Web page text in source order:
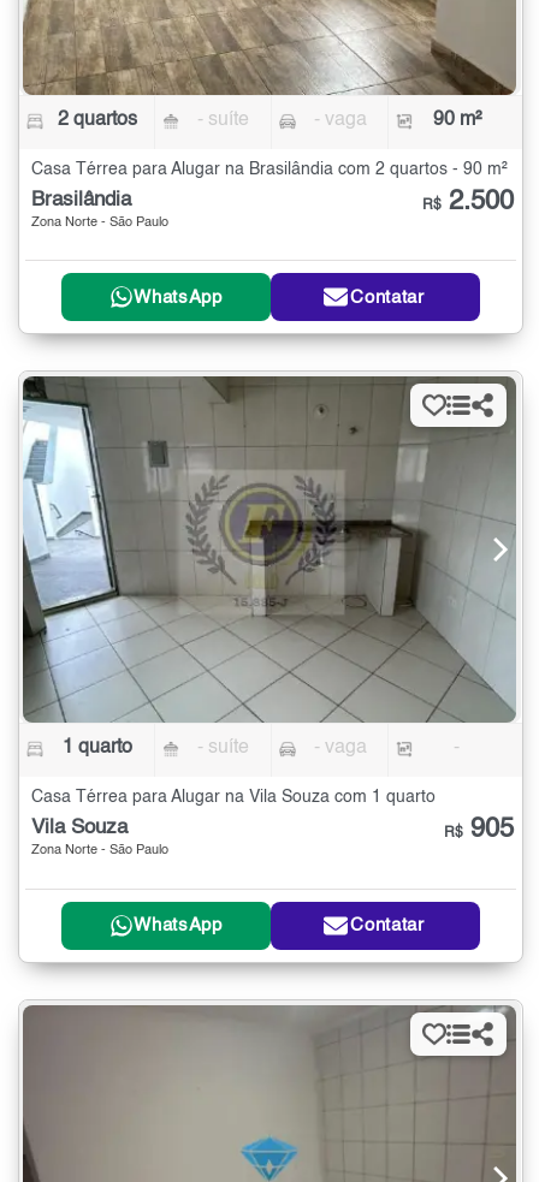
2 quartos - suíte - vaga 90 m²
Casa Térrea para Alugar na Brasilândia com 2 quartos - 90 m²
Brasilândia
Zona Norte - São Paulo
R$ 2.500
WhatsApp Contatar
1 quarto - suíte - vaga -
Casa Térrea para Alugar na Vila Souza com 1 quarto
Vila Souza
Zona Norte - São Paulo
R$ 905
WhatsApp Contatar